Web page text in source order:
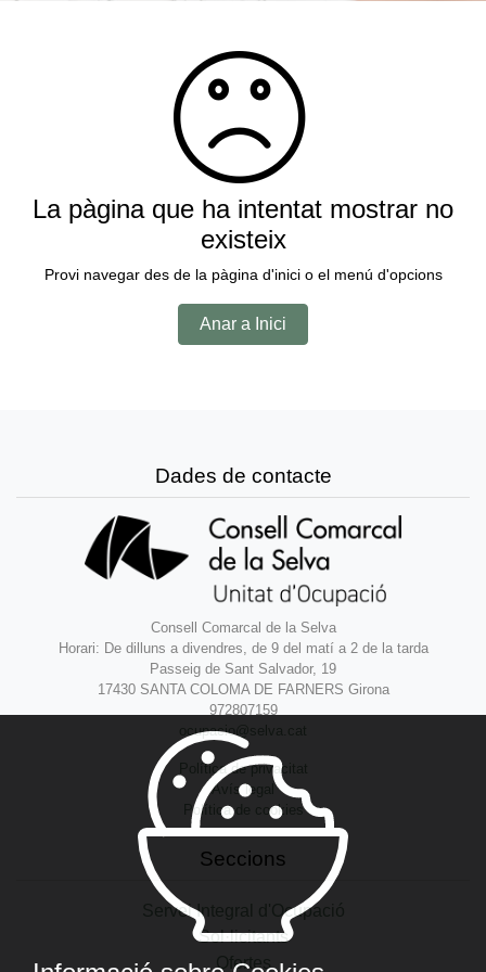
La pàgina que ha intentat mostrar no
existeix
Provi navegar des de la pàgina d'inici o el menú d'opcions
Anar a Inici
Dades de contacte
Consell Comarcal de la Selva
Horari: De dilluns a divendres, de 9 del matí a 2 de la tarda
Passeig de Sant Salvador, 19
17430 SANTA COLOMA DE FARNERS Girona
972807159
ocupacio@selva.cat
Política de privacitat
Avís legal
Política de cookies
Seccions
Servei Integral d'Ocupació
Sol·licitants
Ofertes